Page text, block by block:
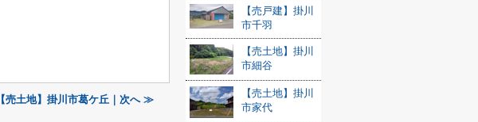
【売土地】掛川市葛ケ丘｜次へ ≫
【売戸建】掛川
市千羽
【売土地】掛川
市細谷
【売土地】掛川
市家代